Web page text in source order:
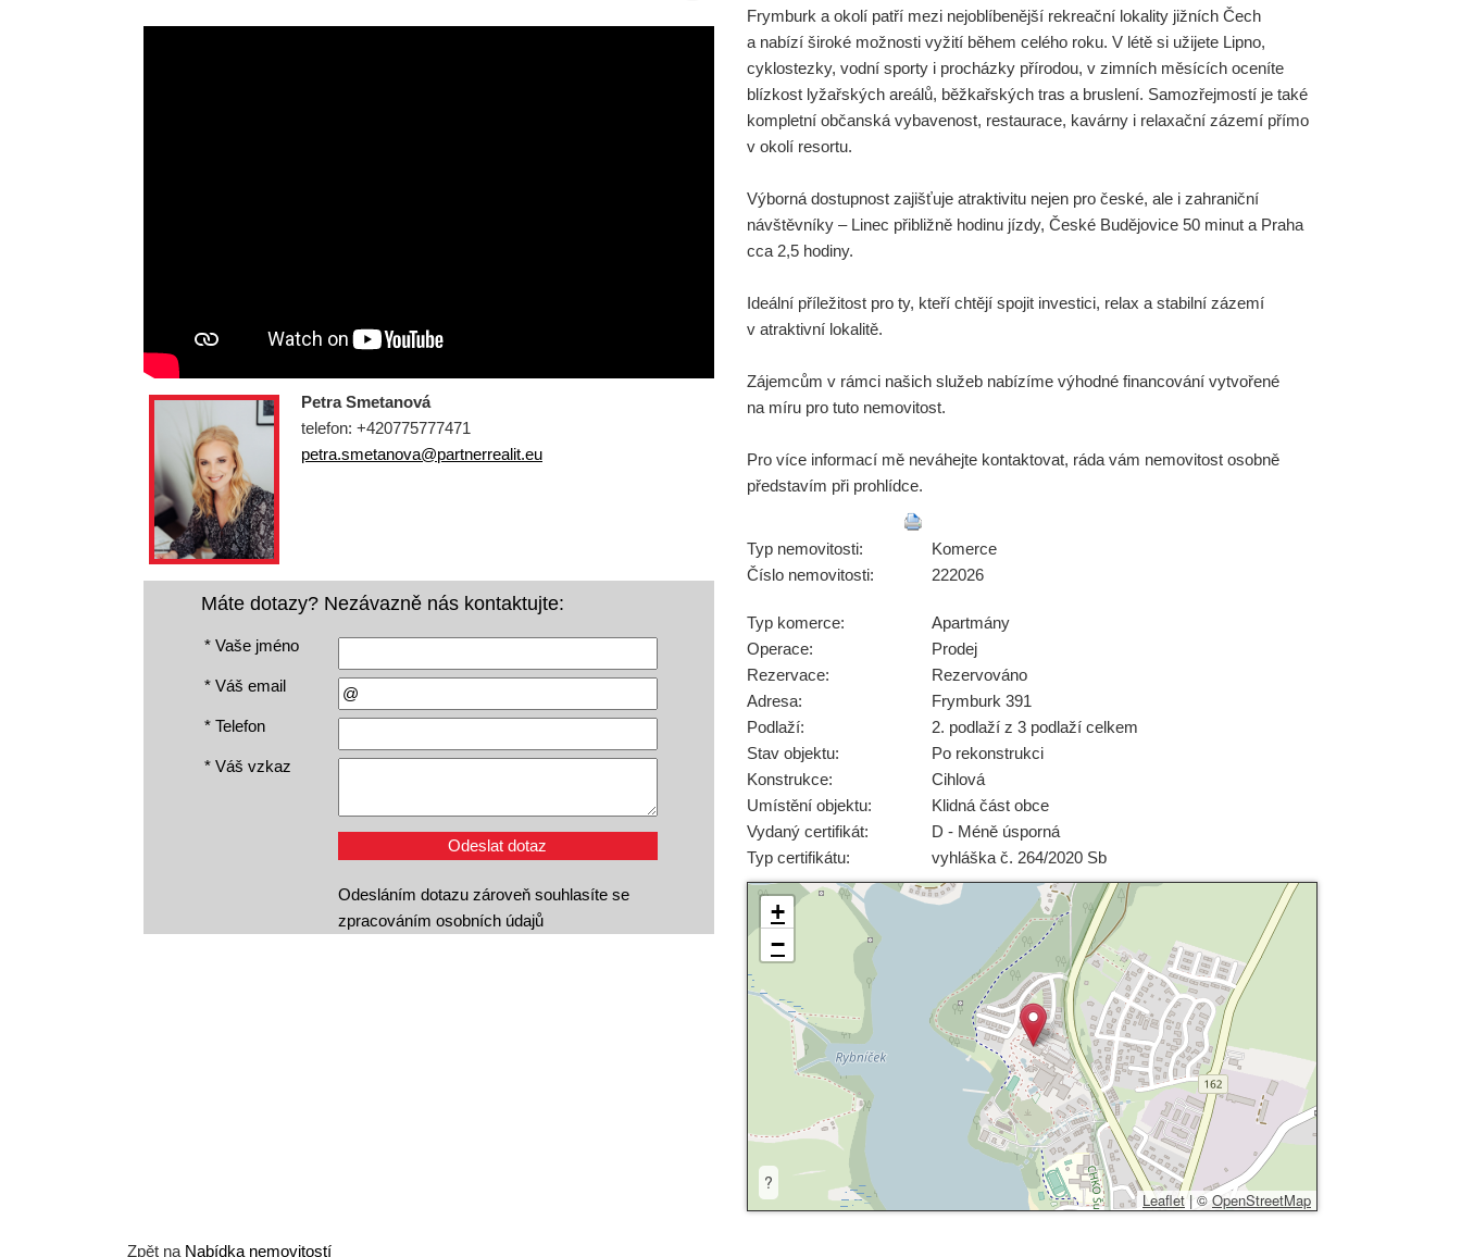
Petra Smetanová
telefon: +420775777471
petra.smetanova@partnerrealit.eu
Máte dotazy? Nezávazně nás kontaktujte:
*Vaše jméno
*Váš email
*Telefon
*Váš vzkaz
Odesláním dotazu zároveň souhlasíte se
zpracováním osobních údajů
Frymburk a okolí patří mezi nejoblíbenější rekreační lokality jižních Čech
a nabízí široké možnosti vyžití během celého roku. V létě si užijete Lipno,
cyklostezky, vodní sporty i procházky přírodou, v zimních měsících oceníte
blízkost lyžařských areálů, běžkařských tras a bruslení. Samozřejmostí je také
kompletní občanská vybavenost, restaurace, kavárny i relaxační zázemí přímo
v okolí resortu.
Výborná dostupnost zajišťuje atraktivitu nejen pro české, ale i zahraniční
návštěvníky – Linec přibližně hodinu jízdy, České Budějovice 50 minut a Praha
cca 2,5 hodiny.
Ideální příležitost pro ty, kteří chtějí spojit investici, relax a stabilní zázemí
v atraktivní lokalitě.
Zájemcům v rámci našich služeb nabízíme výhodné financování vytvořené
na míru pro tuto nemovitost.
Pro více informací mě neváhejte kontaktovat, ráda vám nemovitost osobně
představím při prohlídce.
Typ nemovitosti:
Komerce
Číslo nemovitosti:
222026
Typ komerce:
Apartmány
Operace:
Prodej
Rezervace:
Rezervováno
Adresa:
Frymburk 391
Podlaží:
2. podlaží z 3 podlaží celkem
Stav objektu:
Po rekonstrukci
Konstrukce:
Cihlová
Umístění objektu:
Klidná část obce
Vydaný certifikát:
D - Méně úsporná
Typ certifikátu:
vyhláška č. 264/2020 Sb
+
−
?
Leaflet | © OpenStreetMap
Zpět na Nabídka nemovitostí